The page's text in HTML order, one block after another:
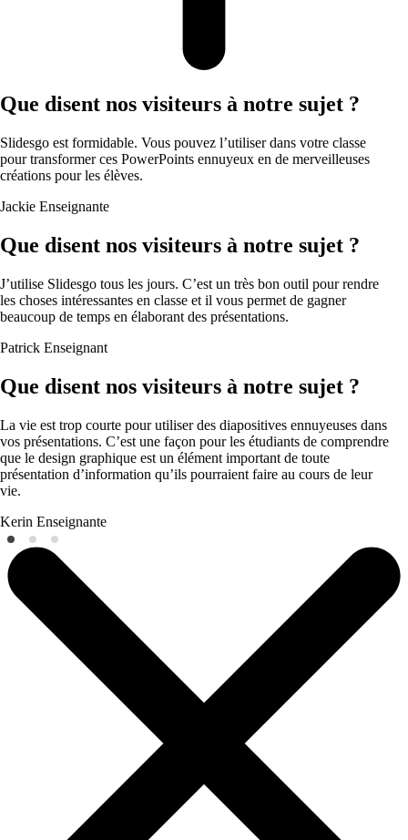
Que disent nos visiteurs à notre sujet ?
Slidesgo est formidable. Vous pouvez l’utiliser dans votre classe
pour transformer ces PowerPoints ennuyeux en de merveilleuses
créations pour les élèves.
Jackie Enseignante
Que disent nos visiteurs à notre sujet ?
J’utilise Slidesgo tous les jours. C’est un très bon outil pour rendre
les choses intéressantes en classe et il vous permet de gagner
beaucoup de temps en élaborant des présentations.
Patrick Enseignant
Que disent nos visiteurs à notre sujet ?
La vie est trop courte pour utiliser des diapositives ennuyeuses dans
vos présentations. C’est une façon pour les étudiants de comprendre
que le design graphique est un élément important de toute
présentation d’information qu’ils pourraient faire au cours de leur
vie.
Kerin Enseignante